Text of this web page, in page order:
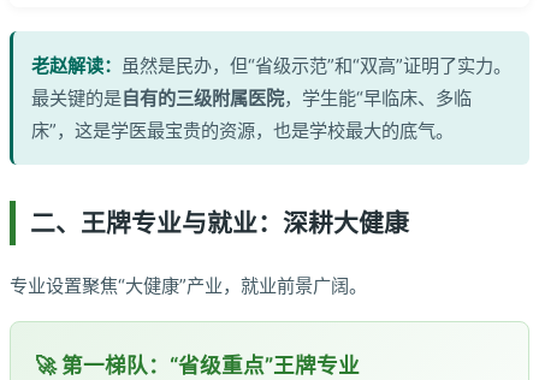
老赵解读： 虽然是民办，但“省级示范”和“双高”证明了实力。
最关键的是自有的三级附属医院，学生能“早临床、多临
床”，这是学医最宝贵的资源，也是学校最大的底气。
二、王牌专业与就业：深耕大健康
专业设置聚焦“大健康”产业，就业前景广阔。
🚀 第一梯队：“省级重点”王牌专业